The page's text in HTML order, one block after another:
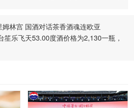
林宫 国酒对话茶香酒魂连欧亚
笙乐飞天53.00度酒价格为2,130一瓶，